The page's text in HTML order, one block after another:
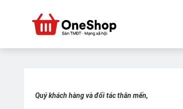
Quý khách hàng và đối tác thân mến,